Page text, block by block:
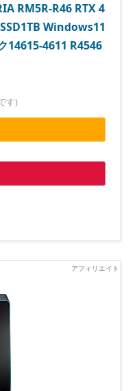
RM5R-R46 RTX 4
Windows11
14615-4611 R4546
す)